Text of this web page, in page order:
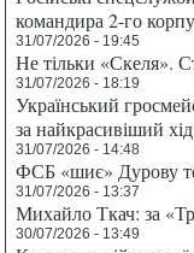
командира 2-го
31/07/2026 - 19:45
Не тільки «Скеля».
31/07/2026 - 18:19
Український
за найкрасивіший
31/07/2026 - 14:48
ФСБ «шиє» Дурову
31/07/2026 - 13:37
Михайло Ткач: за
30/07/2026 - 13:49